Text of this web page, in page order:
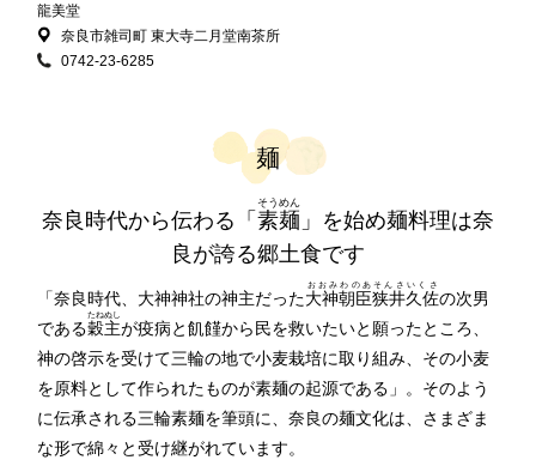
龍美堂
奈良市雑司町 東大寺二月堂南茶所
0742-23-6285
麺
奈良時代から伝わる「 素麺
そうめん
」を始め麺料理は奈
良が誇る郷土食です
「奈良時代、大神神社の神主だった大神朝臣狭井久佐
おおみわのあそんさいくさ
の次男
である穀主
たねぬし
が疫病と飢饉から民を救いたいと願ったところ、
神の啓示を受けて三輪の地で小麦栽培に取り組み、その小麦
を原料として作られたものが素麺の起源である」。そのよう
に伝承される三輪素麺を筆頭に、奈良の麺文化は、さまざま
な形で綿々と受け継がれています。